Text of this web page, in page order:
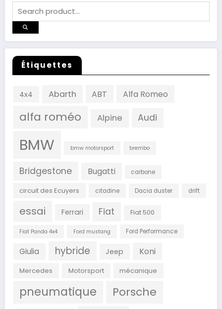
Étiquettes
4x4 Abarth ABT Alfa Romeo
alfa roméo Alpine Audi
BMW bmw motorsport brembo
Bridgestone Bugatti carbone
circuit des Ecuyers citadine Dacia duster drift
essai Ferrari Fiat Fiat 500
Fiat Panda 4x4 Ford mustang Ford Performance
Giulia hybride Jeep Koni
Mercedes Motorsport mécanique
pneumatique Porsche